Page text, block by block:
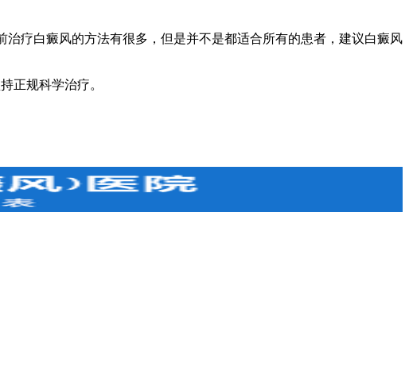
疗白癜风的方法有很多，但是并不是都适合所有的患者，建议白癜风
正规科学治疗。